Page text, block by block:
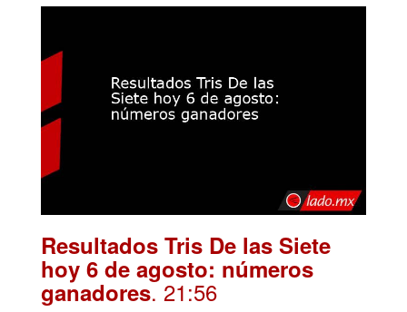
Resultados Tris De las Siete
hoy 6 de agosto: números
ganadores. 21:56